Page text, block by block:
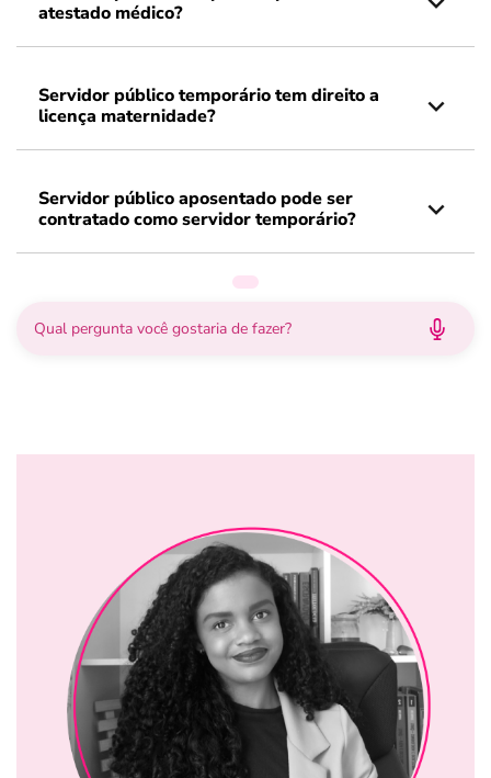
atestado médico?
Servidor público temporário tem direito a
licença maternidade?
Servidor público aposentado pode ser
contratado como servidor temporário?